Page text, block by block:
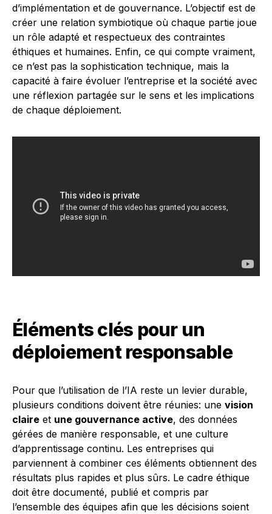
d’implémentation et de gouvernance. L’objectif est de
créer une relation symbiotique où chaque partie joue
un rôle adapté et respectueux des contraintes
éthiques et humaines. Enfin, ce qui compte vraiment,
ce n’est pas la sophistication technique, mais la
capacité à faire évoluer l’entreprise et la société avec
une réflexion partagée sur le sens et les implications
de chaque déploiement.
Éléments clés pour un
déploiement responsable
Pour que l’utilisation de l’IA reste un levier durable,
plusieurs conditions doivent être réunies: une vision
claire et une gouvernance active, des données
gérées de manière responsable, et une culture
d’apprentissage continu. Les entreprises qui
parviennent à combiner ces éléments obtiennent des
résultats plus rapides et plus sûrs. Le cadre éthique
doit être documenté, publié et compris par
l’ensemble des équipes afin que les décisions soient